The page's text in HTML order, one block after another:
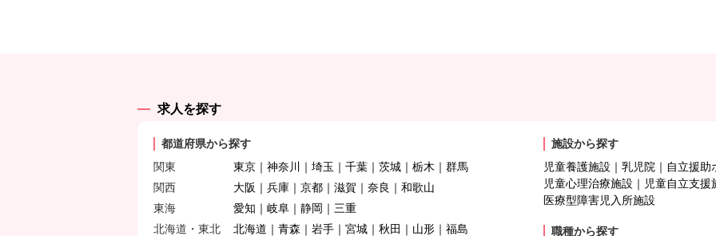
求人を探す
都道府県から探す
関東
東京 神奈川 埼玉 千葉 茨城 栃木
群馬
関西
大阪 兵庫 京都 滋賀 奈良
和歌山
東海
愛知 岐阜 静岡
三重
北海道・東北
北海道 青森 岩手 宮城 秋田 山形 福島
施設から探す
児童養護施設
乳児院 自立援助
児童心理治療施設
児童自立支援
医療型障害児入所施設
職種から探す